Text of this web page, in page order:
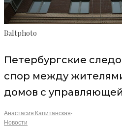
Baltphoto
Петербургские
спор между
домов с
Анастасия Капитанская·
Новости